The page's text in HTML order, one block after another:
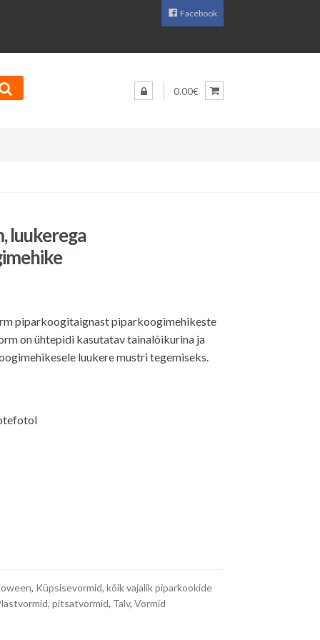
Facebook
0.00€
luukerega
piparkoogitaignast piparkoogimehikeste
on ühtepidi kasutatav tainalõikurina ja
luukere mustri tegemiseks.
, Küpsisevormid, kõik vajalik piparkookide
pitsatvormid, Talv, Vormid